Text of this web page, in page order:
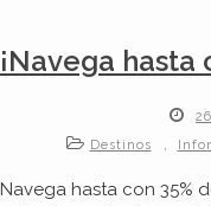
¡Navega hasta
Destinos
,
Navega hasta con 35%